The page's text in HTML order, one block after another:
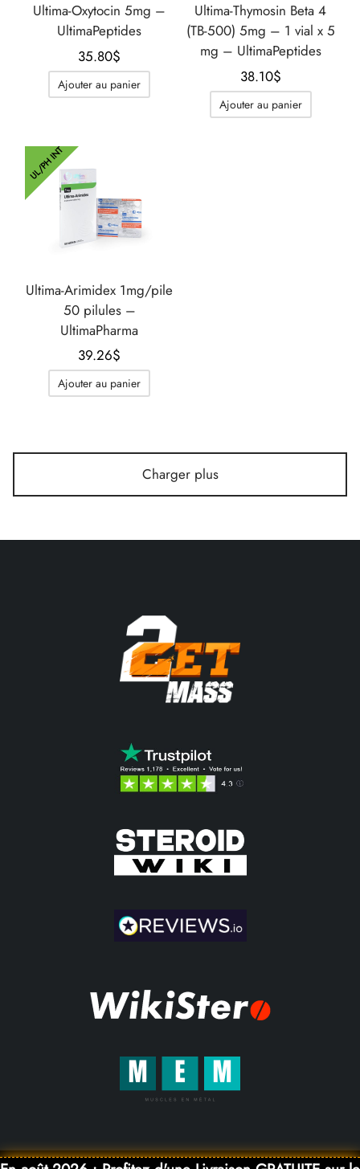
Ultima-Oxytocin 5mg –
UltimaPeptides
35.80$
Ajouter au panier
Ultima-Thymosin Beta 4
(TB-500) 5mg – 1 vial x 5
mg – UltimaPeptides
38.10$
Ajouter au panier
UL/PH INT
Ultima-Arimidex 1mg/pile
50 pilules –
UltimaPharma
39.26$
Ajouter au panier
Charger plus